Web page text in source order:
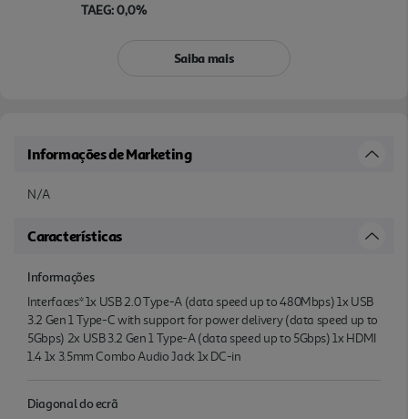
TAEG: 0,0%
Saiba mais
Informações de Marketing
N/A
Características
Informações
Interfaces* 1x USB 2.0 Type-A (data speed up to 480Mbps) 1x USB
3.2 Gen 1 Type-C with support for power delivery (data speed up to
5Gbps) 2x USB 3.2 Gen 1 Type-A (data speed up to 5Gbps) 1x HDMI
1.4 1x 3.5mm Combo Audio Jack 1x DC-in
Diagonal do ecrã